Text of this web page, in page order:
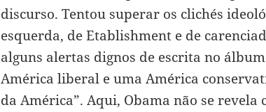
discurso. Tentou superar os clichés
esquerda, de Etablishment e de
alguns alertas dignos de escrita no
América liberal e uma América
da América”. Aqui, Obama não se